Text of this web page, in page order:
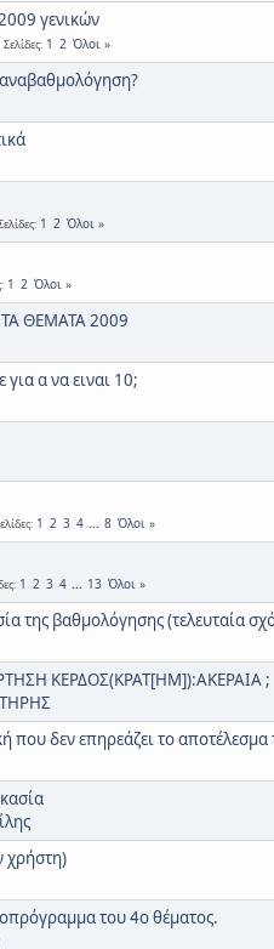
γενικών
Σελίδες 1 2 Όλοι
1 2 Όλοι
1 2 Όλοι
ΘΕΜΑΤΑ 2009
για α να ειναι 10;
1 2 3 4 ... 8 Όλοι
1 2 3 4 ... 13 Όλοι
της βαθμολόγησης (τελευταία
ΚΕΡΔΟΣ(ΚΡΑΤ[ΗΜ]):ΑΚΕΡΑΙΑ ;
που δεν επηρεάζει το
χρήστη)
του 4ο θέματος.